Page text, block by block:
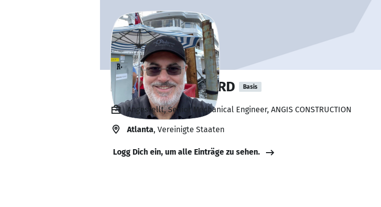
FREDRICK BERNARD Basis
Angestellt, Senior Mechanical Engineer, ANGIS CONSTRUCTION
Atlanta, Vereinigte Staaten
Logg Dich ein, um alle Einträge zu sehen.